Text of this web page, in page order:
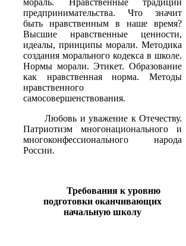
предпринимательства. Что значит
быть нравственным в наше время?
Высшие нравственные ценности,
идеалы, принципы морали. Методика
создания морального кодекса в школе.
Нормы морали. Этикет. Образование
как нравственная норма. Методы
нравственного
самосовершенствования.
Любовь и уважение к Отечеству.
Патриотизм многонационального и
многоконфессионального народа
России.
Требования к уровню
подготовки оканчивающих
начальную школу